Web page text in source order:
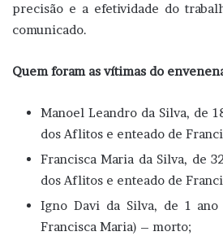
precisão e a efetividade do
comunicado.
Quem foram as vítimas do
Manoel Leandro da Silva, de
dos Aflitos e enteado de
Francisca Maria da Silva, de
dos Aflitos e enteado de
Igno Davi da Silva, de 1
Francisca Maria) – morto;